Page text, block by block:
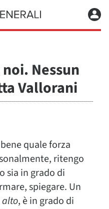
Nessun
Vallorani
quale forza
ritengo
sia in grado di
spiegare. Un
alto, è in grado di